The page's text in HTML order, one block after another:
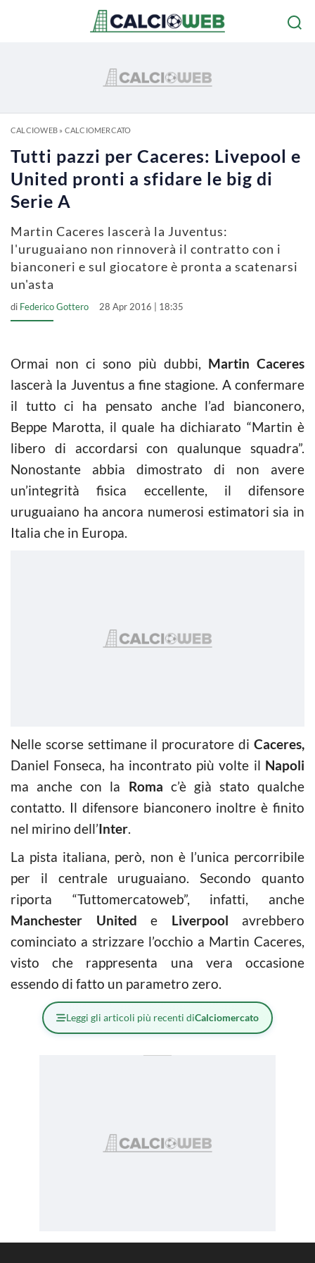
CALCIOWEB» CALCIOMERCATO
Tutti pazzi per Caceres: Livepool e
United pronti a sfidare le big di
Serie A
Martin Caceres lascerà la Juventus:
l'uruguaiano non rinnoverà il contratto con i
bianconeri e sul giocatore è pronta a scatenarsi
un'asta
di Federico Gottero 28 Apr 2016 | 18:35
Ormai non ci sono più dubbi, Martin Caceres
lascerà la Juventus a fine stagione. A confermare
il tutto ci ha pensato anche l’ad bianconero,
Beppe Marotta, il quale ha dichiarato “Martin è
libero di accordarsi con qualunque squadra”.
Nonostante abbia dimostrato di non avere
un’integrità fisica eccellente, il difensore
uruguaiano ha ancora numerosi estimatori sia in
Italia che in Europa.
Nelle scorse settimane il procuratore di Caceres,
Daniel Fonseca, ha incontrato più volte il Napoli
ma anche con la Roma c’è già stato qualche
contatto. Il difensore bianconero inoltre è finito
nel mirino dell’Inter.
La pista italiana, però, non è l’unica percorribile
per il centrale uruguaiano. Secondo quanto
riporta “Tuttomercatoweb”, infatti, anche
Manchester United e Liverpool avrebbero
cominciato a strizzare l’occhio a Martin Caceres,
visto che rappresenta una vera occasione
essendo di fatto un parametro zero.
Leggi gli articoli più recenti diCalciomercato